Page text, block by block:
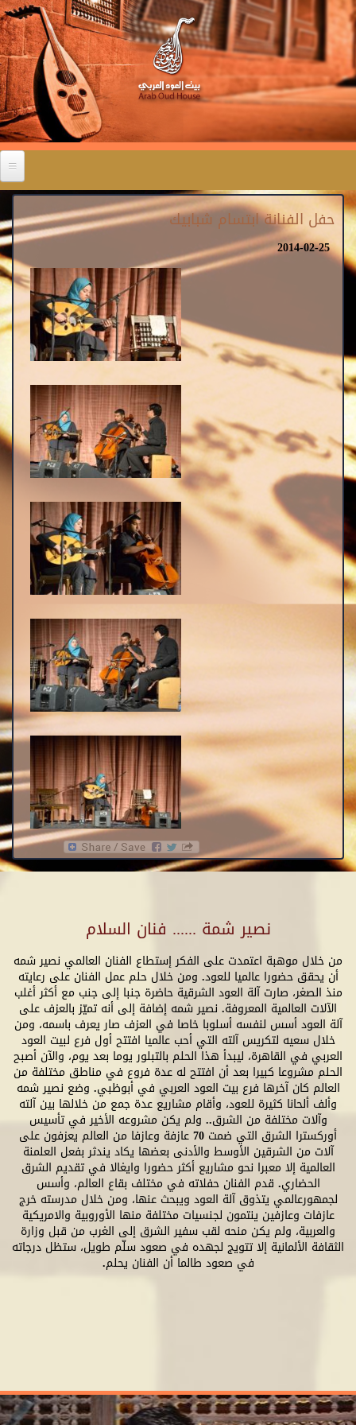
حفل الفنانة ابتسام شبابيك
2014-02-25
نصير شمة ...... فنان السلام
من خلال موهبة اعتمدت على الفكر إستطاع الفنان العالمي نصير شمه
أن يحقق حضورا عالميا للعود. ومن خلال حلم عمل الفنان على رعايته
منذ الصغر، صارت آلة العود الشرقية حاضرة جنبا إلى جنب مع أكثر أغلب
الآلات العالمية المعروفة. نصير شمه إضافة إلى أنه تميّز بالعزف على
آلة العود أسس لنفسه أسلوبا خاصا في العزف صار يعرف باسمه، ومن
خلال سعيه لتكريس آلته التي أحب عالميا افتتح أول فرع لبيت العود
العربي في القاهرة، ليبدأ هذا الحلم بالتبلور يوما بعد يوم، والآن أصبح
الحلم مشروعا كبيرا بعد أن افتتح له عدة فروع في مناطق مختلفة من
العالم كان آخرها فرع بيت العود العربي في أبوظبي. وضع نصير شمه
وألف ألحانا كثيرة للعود، وأقام مشاريع عدة جمع من خلالها بين آلته
وآلات مختلفة من الشرق.. ولم يكن مشروعه الأخير في تأسيس
أوركسترا الشرق التي ضمت 70 عازفة وعازفا من العالم يعزفون على
آلات من الشرقين الأوسط والأدنى بعضها يكاد يندثر بفعل العلمنة
العالمية إلا معبرا نحو مشاريع أكثر حضورا وايغالا في تقديم الشرق
الحضاري. قدم الفنان حفلاته في مختلف بقاع العالم، وأسس
لجمهورعالمي يتذوق آلة العود ويبحث عنها، ومن خلال مدرسته خرج
عازفات وعازفين ينتمون لجنسيات مختلفة منها الأوروبية والامريكية
والعربية، ولم يكن منحه لقب سفير الشرق إلى الغرب من قبل وزارة
الثقافة الألمانية إلا تتويج لجهده في صعود سلّم طويل، ستظل درجاته
في صعود طالما أن الفنان يحلم.